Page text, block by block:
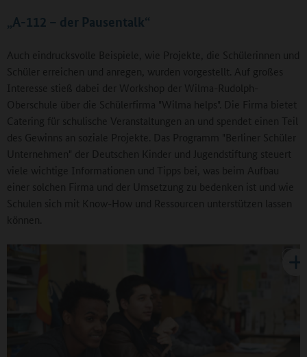
„A-112 – der Pausentalk“
Auch eindrucksvolle Beispiele, wie Projekte, die Schülerinnen und
Schüler erreichen und anregen, wurden vorgestellt. Auf großes
Interesse stieß dabei der Workshop der Wilma-Rudolph-
Oberschule über die Schülerfirma "Wilma helps". Die Firma bietet
Catering für schulische Veranstaltungen an und spendet einen Teil
des Gewinns an soziale Projekte. Das Programm "Berliner Schüler
Unternehmen" der Deutschen Kinder und Jugendstiftung steuert
viele wichtige Informationen und Tipps bei, was beim Aufbau
einer solchen Firma und der Umsetzung zu bedenken ist und wie
Schulen sich mit Know-How und Ressourcen unterstützen lassen
können.